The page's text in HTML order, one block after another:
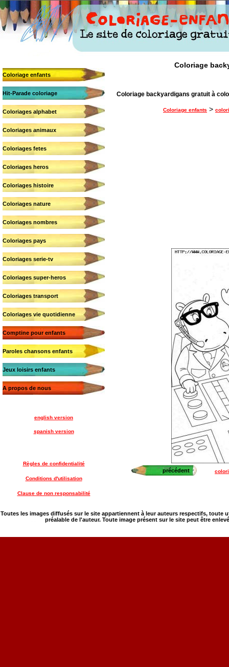
Coloriage enfants
Hit-Parade coloriage
Coloriages alphabet
Coloriages animaux
Coloriages fetes
Coloriages heros
Coloriages histoire
Coloriages nature
Coloriages nombres
Coloriages pays
Coloriages serie-tv
Coloriages super-heros
Coloriages transport
Coloriages vie quotidienne
Comptine pour enfants
Paroles chansons enfants
Jeux loisirs enfants
A propos de nous
english version
spanish version
Règles de confidentialité
Conditions d'utilisation
Clause de non responsabilité
Coloriage
Coloriage backyardigans gratuit à
Coloriage enfants >
précédent
Toutes les images diffusés sur le site appartiennent à leur auteurs respectifs,
préalable de l'auteur. Toute image présent sur le site peut être